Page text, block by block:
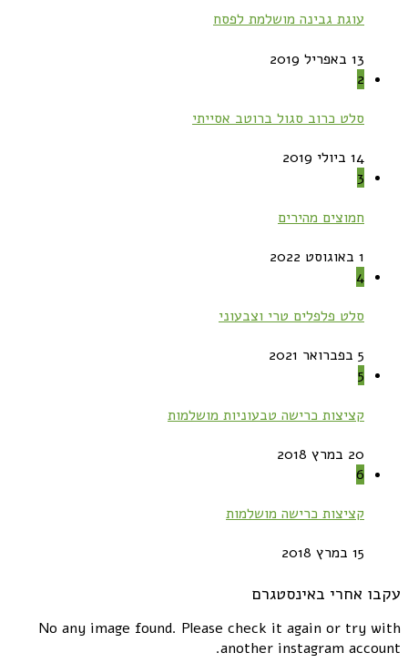
עוגת גבינה מושלמת לפסח
13 באפריל 2019
2
סלט כרוב סגול ברוטב אסייתי
14 ביולי 2019
3
חמוצים מהירים
1 באוגוסט 2022
4
סלט פלפלים טרי וצבעוני
5 בפברואר 2021
5
קציצות כרישה טבעוניות מושלמות
20 במרץ 2018
6
קציצות כרישה מושלמות
15 במרץ 2018
עקבו אחרי באינסטגרם
No any image found. Please check it again or try with
another instagram account.